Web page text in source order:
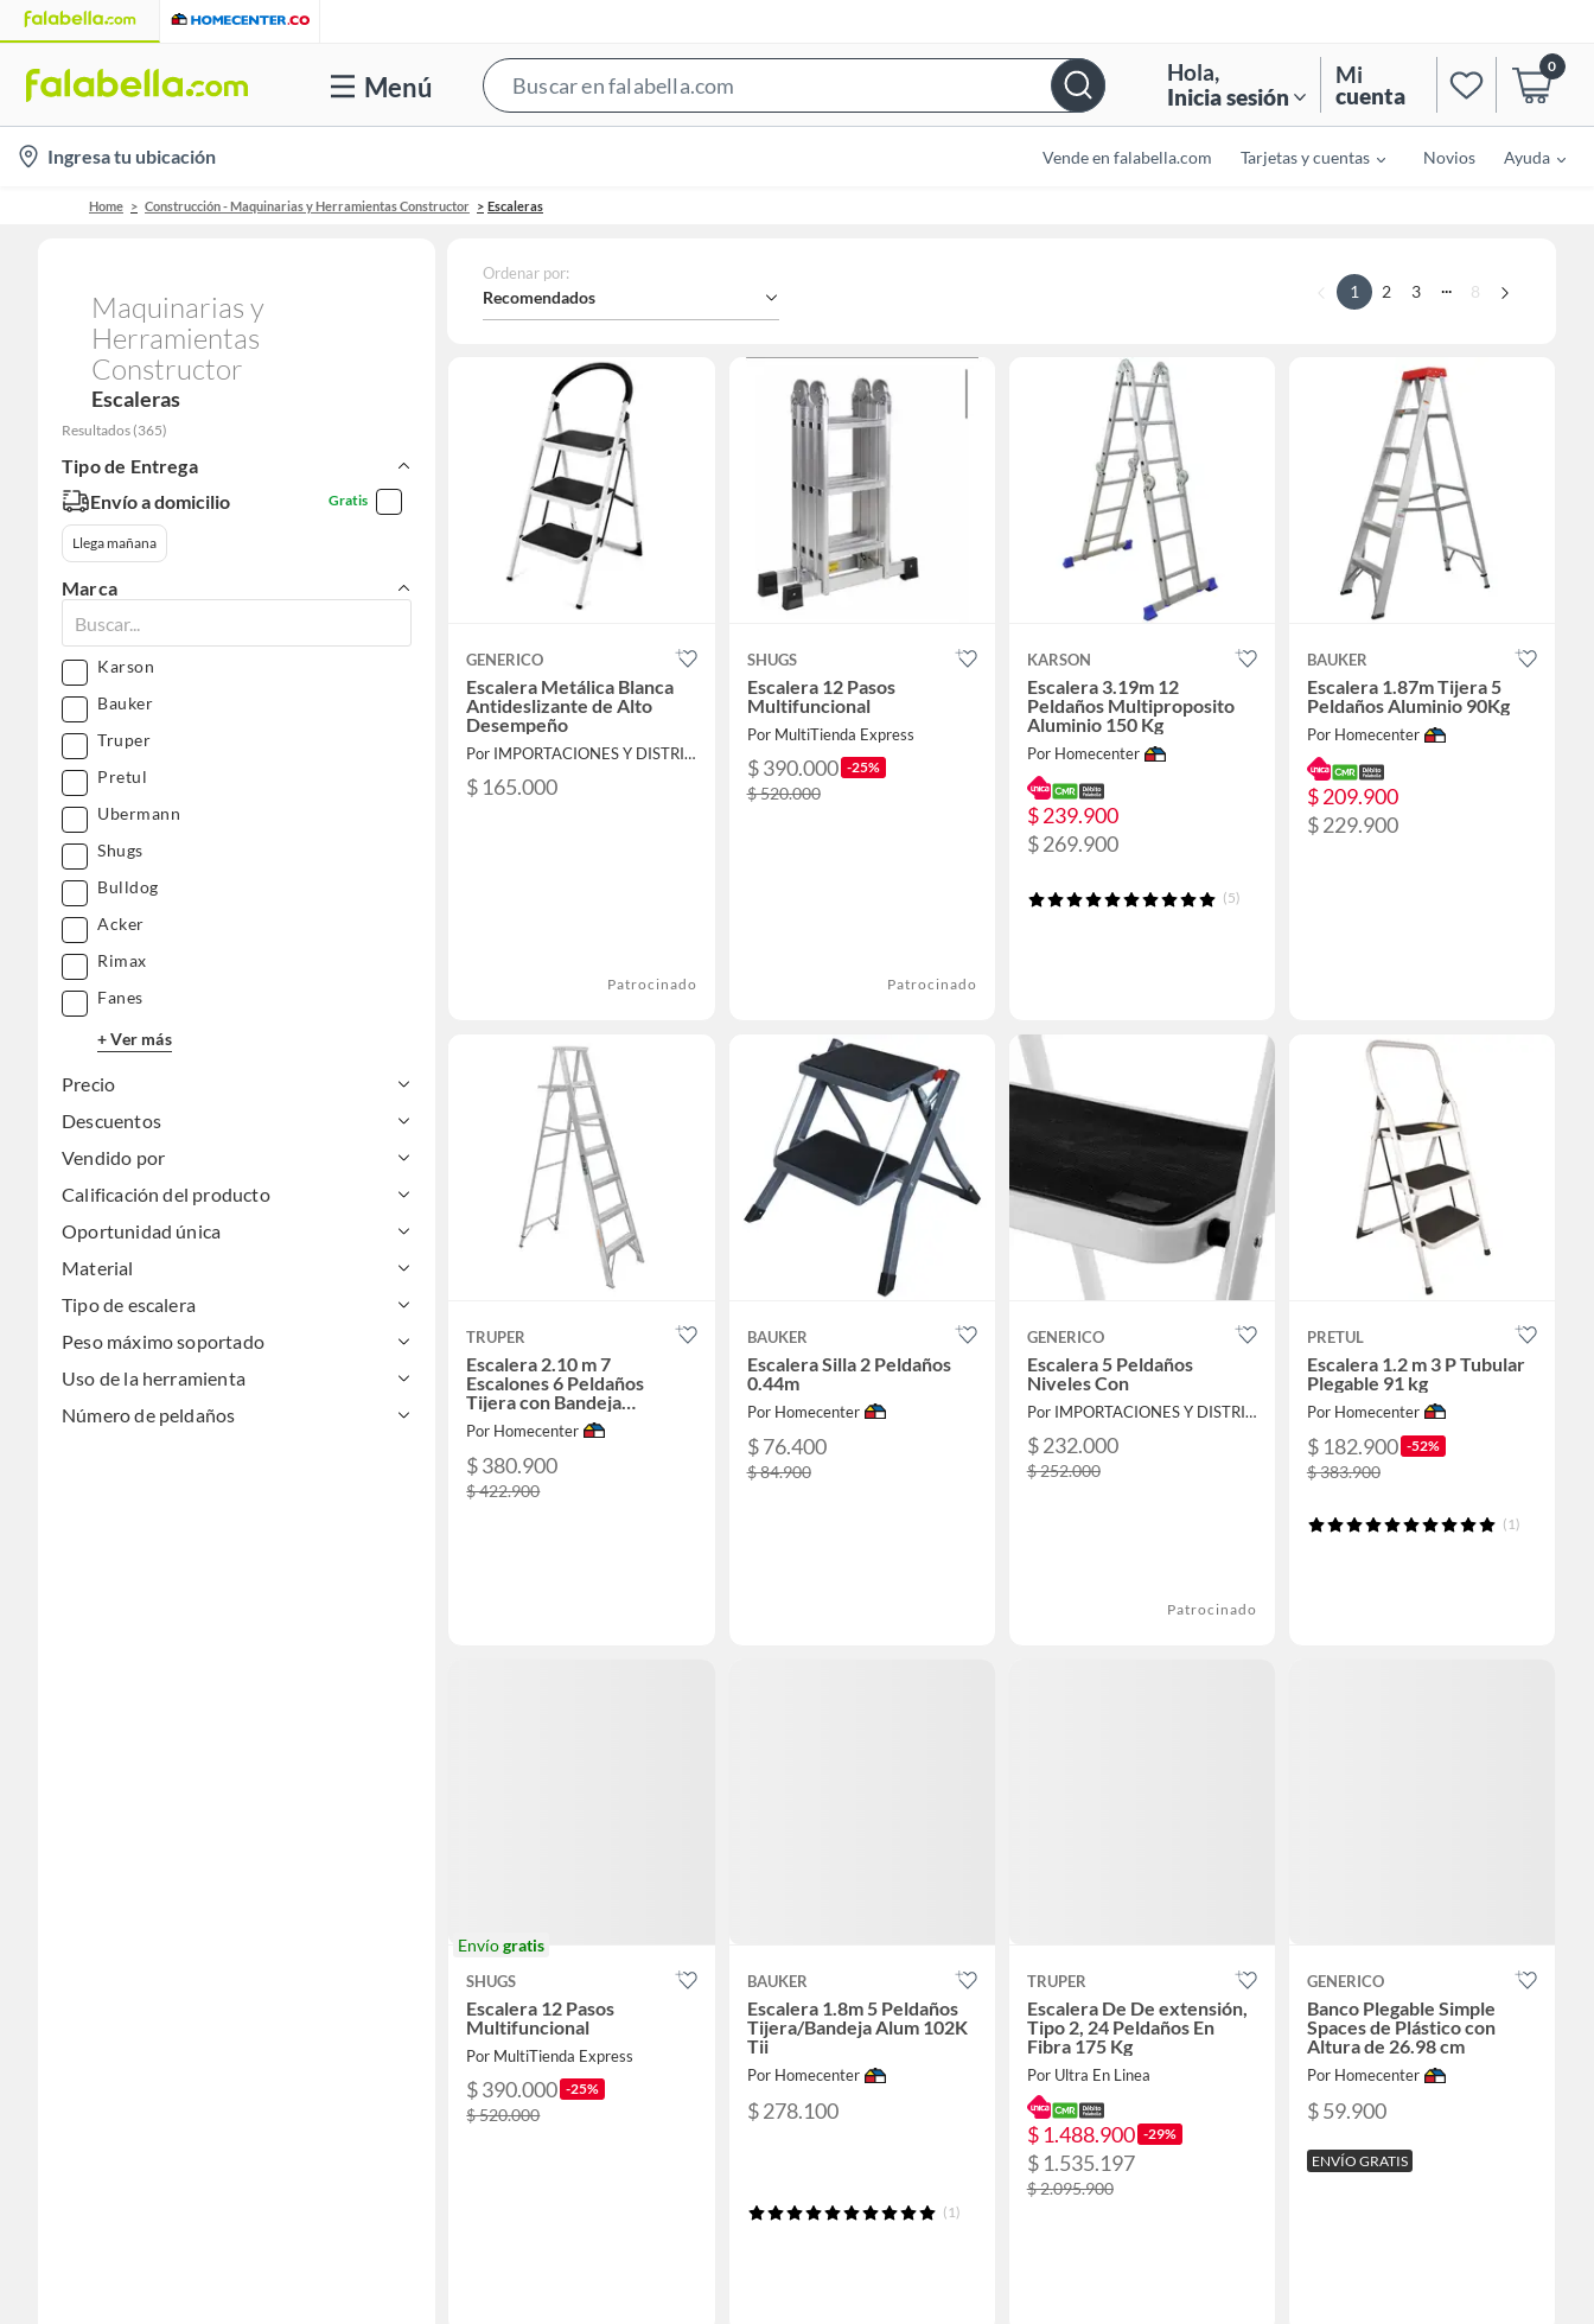
Menú
Bar
Hola,
Inicia sesión
Mi
cuenta
0
location-
icon
Ingresa tu ubicación Vende en falabella.com Tarjetas y cuentas Novios Ayuda
Home Construcción - Maquinarias y Herramientas Constructor Escaleras
Maquinarias y
Herramientas
Constructor
Escaleras
Resultados (365)
Tipo de Entrega
Envío a domicilio
Gratis
Llega mañana
Marca
Karson
Bauker
Truper
Pretul
Ubermann
Shugs
Bulldog
Acker
Rimax
Fanes
+ Ver más
Precio
Descuentos
Vendido por
Calificación del producto
Oportunidad única
Material
Tipo de escalera
Peso máximo soportado
Uso de la herramienta
Número de peldaños
Ordenar por:
Recomendados 1 2 3 ... 8
GENERICO
Escalera Metálica Blanca
Antideslizante de Alto
Desempeño
Por IMPORTACIONES Y DISTRIBUCIONES ROMAN S.A.S
$ 165.000
Patrocinado
SHUGS
Escalera 12 Pasos
Multifuncional
Por MultiTienda Express
$ 390.000 -25%
$ 520.000
Patrocinado
KARSON
Escalera 3.19m 12
Peldaños Multiproposito
Aluminio 150 Kg
Por Homecenter
$ 239.900
$ 269.900
(5)
BAUKER
Escalera 1.87m Tijera 5
Peldaños Aluminio 90Kg
Por Homecenter
$ 209.900
$ 229.900
TRUPER
Escalera 2.10 m 7
Escalones 6 Peldaños
Tijera con Bandeja
Aluminio Tipo III 150 kg
Por Homecenter
$ 380.900
$ 422.900
BAUKER
Escalera Silla 2 Peldaños
0.44m
Por Homecenter
$ 76.400
$ 84.900
GENERICO
Escalera 5 Peldaños
Niveles Con
Por IMPORTACIONES Y DISTRIBUCIONES ROMAN S.A.S
$ 232.000
$ 252.000
Patrocinado
PRETUL
Escalera 1.2 m 3 P Tubular
Plegable 91 kg
Por Homecenter
$ 182.900 -52%
$ 383.900
(1)
Envíogratis
SHUGS
Escalera 12 Pasos
Multifuncional
Por MultiTienda Express
$ 390.000 -25%
$ 520.000
BAUKER
Escalera 1.8m 5 Peldaños
Tijera/Bandeja Alum 102K
Tii
Por Homecenter
$ 278.100
(1)
TRUPER
Escalera De De extensión,
Tipo 2, 24 Peldaños En
Fibra 175 Kg
Por Ultra En Linea
$ 1.488.900 -29%
$ 1.535.197
$ 2.095.900
GENERICO
Banco Plegable Simple
Spaces de Plástico con
Altura de 26.98 cm
Por Homecenter
$ 59.900
ENVÍO GRATIS